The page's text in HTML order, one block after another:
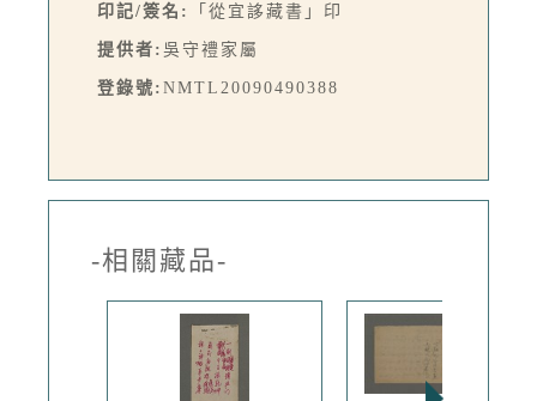
印記/簽名: 「從宜誃藏書」印
提供者: 吳守禮家屬
登錄號: NMTL20090490388
-相關藏品-